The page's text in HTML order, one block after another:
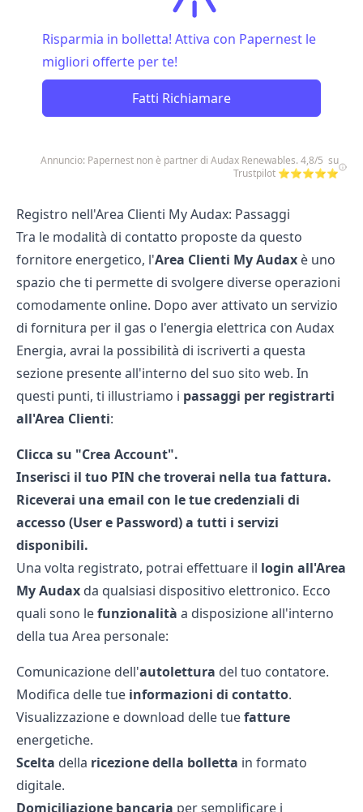
Risparmia in bolletta! Attiva con Papernest le
migliori offerte per te!
Fatti Richiamare
Annuncio: Papernest non è partner di Audax Renewables. 4,8/5 su
Trustpilot ⭐⭐⭐⭐⭐
Registro nell'Area Clienti My Audax: Passaggi
Tra le modalità di contatto proposte da questo
fornitore energetico, l'Area Clienti My Audax è uno
spazio che ti permette di svolgere diverse operazioni
comodamente online. Dopo aver attivato un servizio
di fornitura per il gas o l'energia elettrica con Audax
Energia, avrai la possibilità di iscriverti a questa
sezione presente all'interno del suo sito web. In
questi punti, ti illustriamo i passaggi per registrarti
all'Area Clienti:
Clicca su "Crea Account".
Inserisci il tuo PIN che troverai nella tua fattura.
Riceverai una email con le tue credenziali di
accesso (User e Password) a tutti i servizi
disponibili.
Una volta registrato, potrai effettuare il login all'Area
My Audax da qualsiasi dispositivo elettronico. Ecco
quali sono lefunzionalità a disposizione all'interno
della tua Area personale:
Comunicazione dell'autolettura del tuo contatore.
Modifica delle tue informazioni di contatto.
Visualizzazione e download delle tuefatture
energetiche.
Scelta della ricezione della bolletta in formato
digitale.
Domiciliazione bancaria per semplificare i